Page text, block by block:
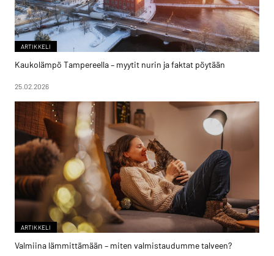
ARTIKKELI
Kaukolämpö Tampereella – myytit nurin ja faktat pöytään
25.02.2026
ARTIKKELI
Valmiina lämmittämään – miten valmistaudumme talveen?